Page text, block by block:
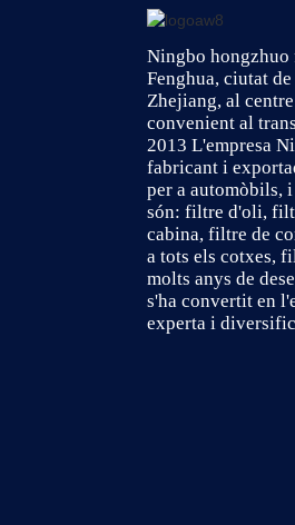
Ningbo hongzhuo
Fenghua, ciutat
Zhejiang, al
convenient al
2013 L'empresa
fabricant i
per a automòbils,
són: filtre d'oli,
cabina, filtre de
a tots els cotxes,
molts anys de
s'ha convertit en
experta i